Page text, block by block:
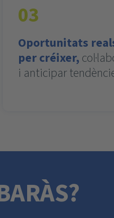
03
Oportunitats
per créixer,
i anticipar